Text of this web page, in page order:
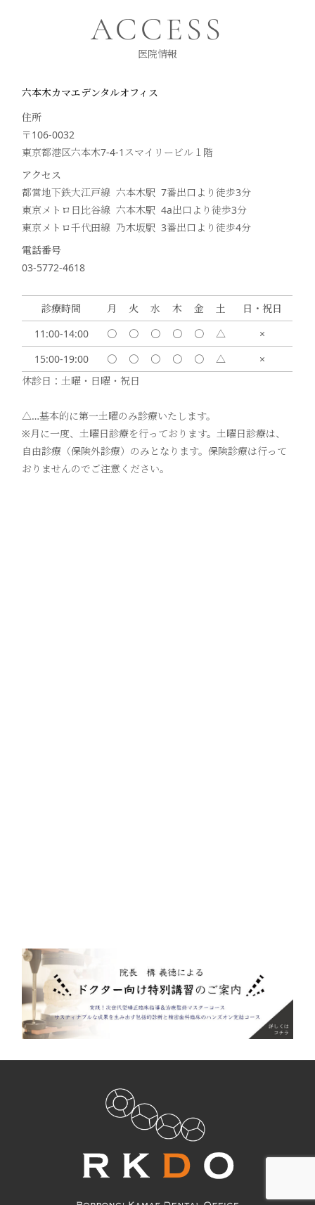
ACCESS
医院情報
六本木カマエデンタルオフィス
住所
〒106-0032
東京都港区六本木7-4-1スマイリービル１階
アクセス
都営地下鉄大江戸線 六本木駅 7番出口より徒歩3分
東京メトロ日比谷線 六本木駅 4a出口より徒歩3分
東京メトロ千代田線 乃木坂駅 3番出口より徒歩4分
電話番号
03-5772-4618
診療時間 月 火 水 木 金 土
日・祝日
11:00-14:00
〇 〇 〇 〇 〇 △
×
15:00-19:00
〇 〇 〇 〇 〇 △
×
休診日：土曜・日曜・祝日
△…基本的に第一土曜のみ診療いたします。
※月に一度、土曜日診療を行っております。土曜日診療は、
自由診療（保険外診療）のみとなります。保険診療は行って
おりませんのでご注意ください。